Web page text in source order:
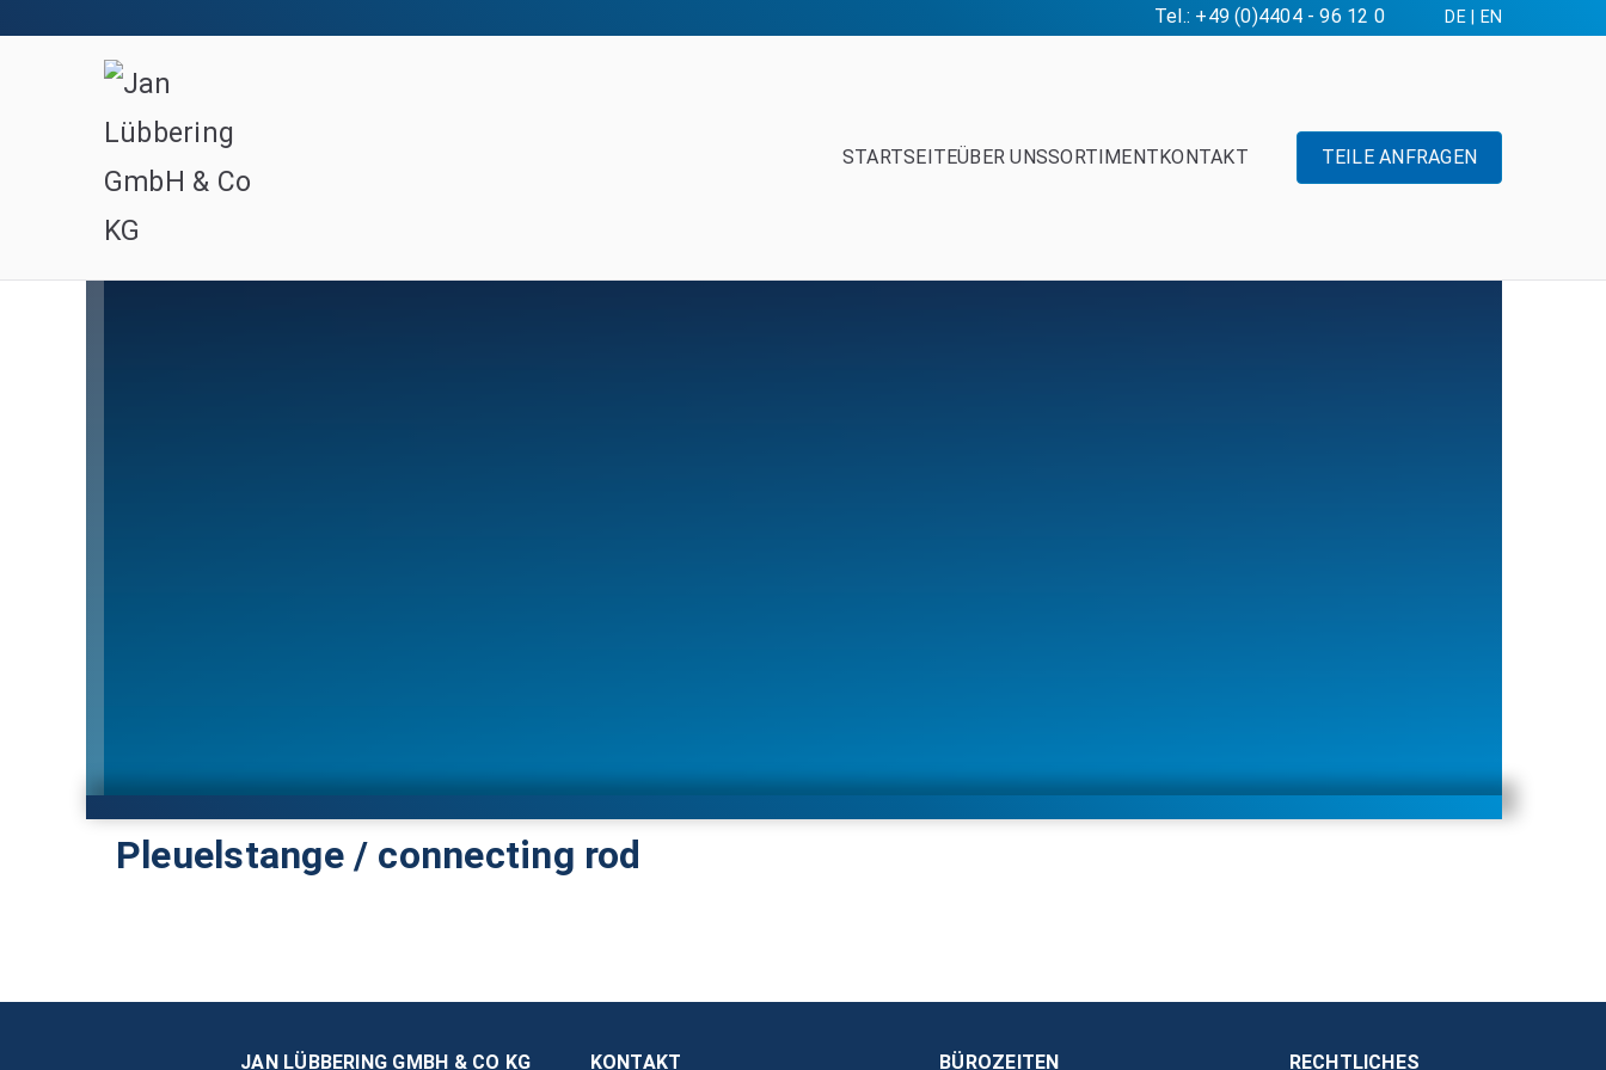
Tel.: +49 (0)4404 - 96 12 0 DE| EN
STARTSEITEÜBER UNSSORTIMENTKONTAKT TEILE ANFRAGEN
Pleuelstange / connecting rod
JAN LÜBBERING GMBH & CO KG KONTAKT BÜROZEITEN RECHTLICHES